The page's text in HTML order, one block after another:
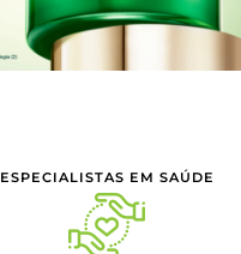
ESPECIALISTAS EM SAÚDE